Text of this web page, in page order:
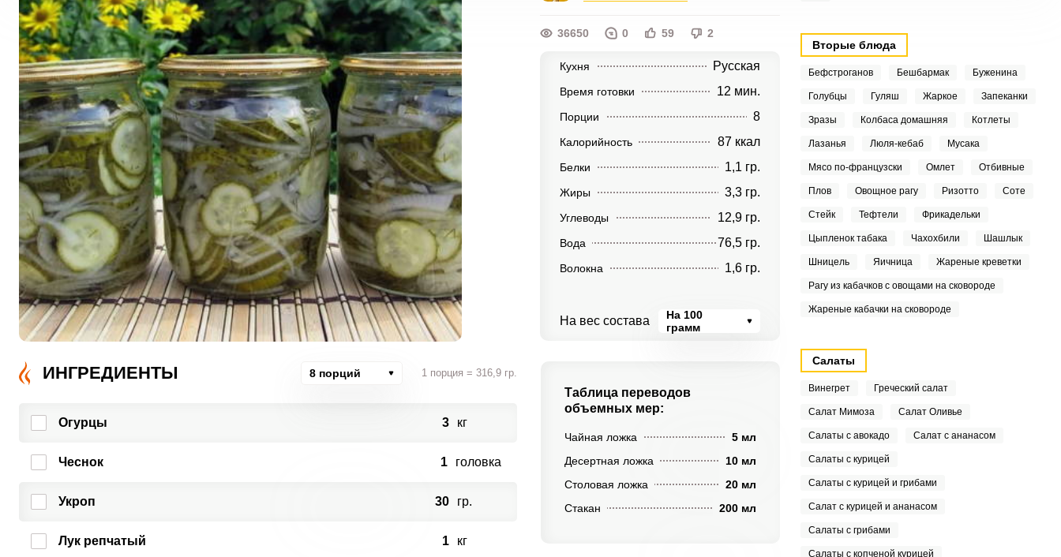
36650 0 59 2
Кухня Русская
Время готовки 12 мин.
Порции 8
Калорийность 87 ккал
Белки 1,1 гр.
Жиры 3,3 гр.
Углеводы 12,9 гр.
Вода 76,5 гр.
Волокна 1,6 гр.
На вес состава
На 100
грамм
ИНГРЕДИЕНТЫ 8 порций 1 порция = 316,9 гр.
Огурцы 3 кг
Чеснок 1 головка
Укроп 30 гр.
Лук репчатый 1 кг
Таблица переводов
объемных мер:
Чайная ложка
5 мл
Десертная ложка
10 мл
Столовая ложка
20 мл
Стакан
200 мл
Вторые блюда
Бефстроганов Бешбармак Буженина
Голубцы Гуляш Жаркое Запеканки
Зразы Колбаса домашняя Котлеты
Лазанья Люля-кебаб Мусака
Мясо по-французски Омлет Отбивные
Плов Овощное рагу Ризотто Соте
Стейк Тефтели Фрикадельки
Цыпленок табака Чахохбили Шашлык
Шницель Яичница Жареные креветки
Рагу из кабачков с овощами на сковороде
Жареные кабачки на сковороде
Салаты
Винегрет Греческий салат
Салат Мимоза Салат Оливье
Салаты с авокадо Салат с ананасом
Салаты с курицей
Салаты с курицей и грибами
Салат с курицей и ананасом
Салаты с грибами
Салаты с копченой курицей